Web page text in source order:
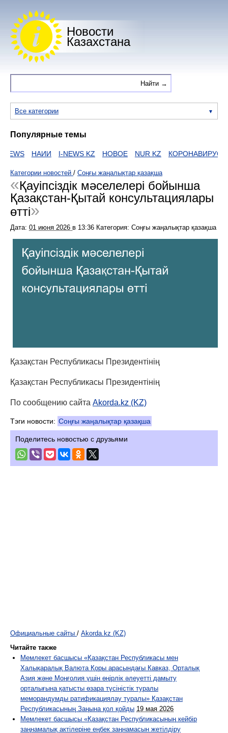
Новости
Казахстана
Все категории
Популярные темы
НАИИ I-NEWS KZ НОВОЕ NUR KZ КОРОНАВИРУС
Категории новостей / Соңғы жаңалықтар қазақша
Қауіпсіздік мәселелері бойынша
Қазақстан-Қытай консультациялары
өтті
Дата: 01 июня 2026 в 13:36 Категория: Соңғы жаңалықтар қазақша
Қазақстан Республикасы Президентінің
Қазақстан Республикасы Президентінің
По сообщению сайта Akorda.kz (KZ)
Тэги новости: Соңғы жаңалықтар қазақша
Поделитесь новостью с друзьями
Официальные сайты / Akorda.kz (KZ)
Читайте также
Мемлекет басшысы «Қазақстан Республикасы мен
Халықаралық Валюта Қоры арасындағы Кавказ, Орталық
Азия және Моңғолия үшін өңірлік әлеуетті дамыту
орталығына қатысты өзара түсіністік туралы
меморандумды ратификациялау туралы» Қазақстан
Республикасының Заңына қол қойды 19 мая 2026
Мемлекет басшысы «Қазақстан Республикасының кейбір
заңнамалық актілеріне еңбек заңнамасын жетілдіру